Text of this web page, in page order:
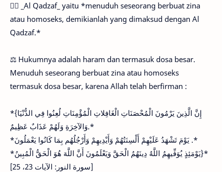
👉🏼 _Al Qadzaf_ yaitu *menuduh seseorang berbuat zina
atau homoseks, demikianlah yang dimaksud dengan Al
Qadzaf.*
⚖ Hukumnya adalah haram dan termasuk dosa besar.
Menuduh seseorang berbuat zina atau homoseks
termasuk dosa besar, karena Allah telah berfirman :
*{إِنَّ الَّذِينَ يَرْمُونَ الْمُحْصَنَاتِ الْغَافِلاتِ الْمُؤْمِنَاتِ لُعِنُوا فِي الدُّنْيَا
وَالآخِرَةِ وَلَهُمْ عَذَابٌ عَظِيمٌ.*
*يَوْمَ تَشْهَدُ عَلَيْهِمْ أَلْسِنَتُهُمْ وَأَيْدِيهِمْ وَأَرْجُلُهُم بِمَا كَانُوا يَعْمَلُونَ .*
*يَوْمَئِذٍ يُوَفِّيهِمُ اللَّهُ دِينَهُمُ الْحَقَّ وَيَعْلَمُونَ أَنَّ اللَّهَ هُوَ الْحَقُّ الْمُبِينُ}*
[سورة النور: الآيات 23، 25]